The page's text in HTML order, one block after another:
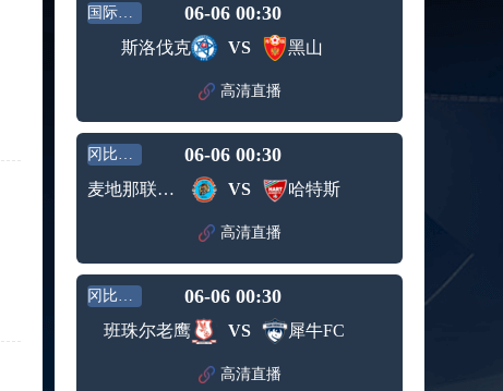
轮
标签：
2024年5
月11日
WTT沙
贯女单
蒙泰罗vs凯茨曼诺维奇 全场录像回放
大师赛
轮
纳尔迪vs鲁内 全场录像回放
标签： 2024年5
月12日
ATP罗马
大师赛
男单第2
轮
萨卡里vs加里宁娜 全场录像回放
标签： 2024年5
WTA罗
马大师
赛女单
第3轮
吉隆vs卢布列夫 全场录像回放
月12日
ATP罗马
大师赛
轮
兹维列夫vs达德尔里 全场录像回放
标签： 2024年5
月13日
ATP罗马
大师赛
男单第3
轮
阿纳尔迪vs贾里 全场录像回放
ATP罗马
大师赛
国际友谊 06-06 00:30
斯洛伐克 VS 黑山
高清直播
冈比亚超 06-06 00:30
麦地那联队FC VS 哈特斯
高清直播
冈比亚超 06-06 00:30
班珠尔老鹰 VS 犀牛FC
高清直播